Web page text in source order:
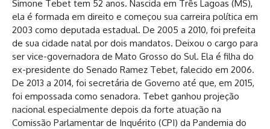
Simone Tebet tem 52 anos. Nascida em Três Lagoas (MS),
ela é formada em direito e começou sua carreira política em
2003 como deputada estadual. De 2005 a 2010, foi prefeita
de sua cidade natal por dois mandatos. Deixou o cargo para
ser vice-governadora de Mato Grosso do Sul. Ela é filha do
ex-presidente do Senado Ramez Tebet, falecido em 2006.
De 2013 a 2014, foi secretária de Governo até que, em 2015,
foi empossada como senadora. Tebet ganhou projeção
nacional especialmente depois da forte atuação na
Comissão Parlamentar de Inquérito (CPI) da Pandemia do